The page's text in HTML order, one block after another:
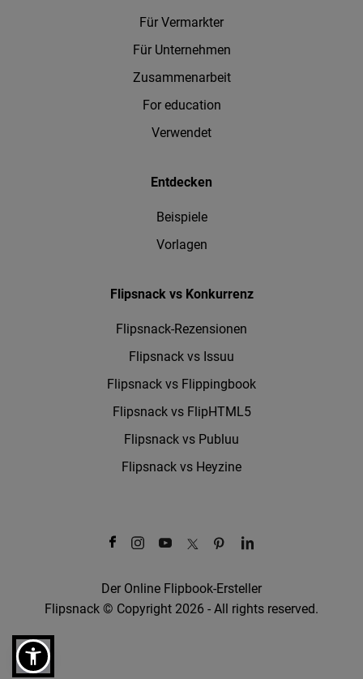
Für Vermarkter
Für Unternehmen
Zusammenarbeit
For education
Verwendet
Entdecken
Beispiele
Vorlagen
Flipsnack vs Konkurrenz
Flipsnack-Rezensionen
Flipsnack vs Issuu
Flipsnack vs Flippingbook
Flipsnack vs FlipHTML5
Flipsnack vs Publuu
Flipsnack vs Heyzine
Der Online Flipbook-Ersteller
Flipsnack © Copyright 2026 - All rights reserved.